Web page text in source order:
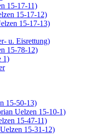
15-17-11)
15-17-12)
15-17-13)
u. Eisrettung)
15-78-12)
1)
15-50-13)
Uelzen 15-10-1)
15-47-11)
15-31-12)